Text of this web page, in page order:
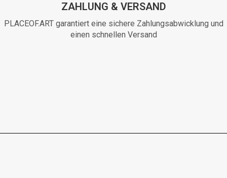
ZAHLUNG & VERSAND
PLACEOF.ART garantiert eine sichere Zahlungsabwicklung und
einen schnellen Versand